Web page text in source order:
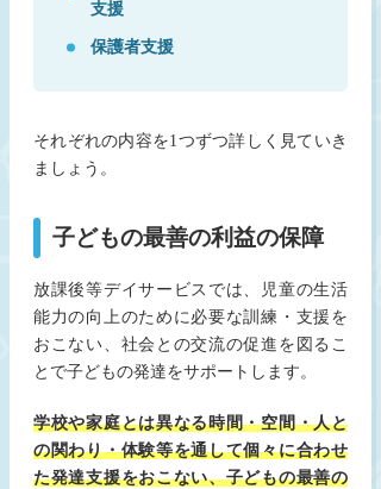
支援
保護者支援
それぞれの内容を1つずつ詳しく見ていき
ましょう。
子どもの最善の利益の保障
放課後等デイサービスでは、児童の生活
能力の向上のために必要な訓練・支援を
おこない、社会との交流の促進を図るこ
とで子どもの発達をサポートします。
学校や家庭とは異なる時間・空間・人と
の関わり・体験等を通して個々に合わせ
た発達支援をおこない、子どもの最善の